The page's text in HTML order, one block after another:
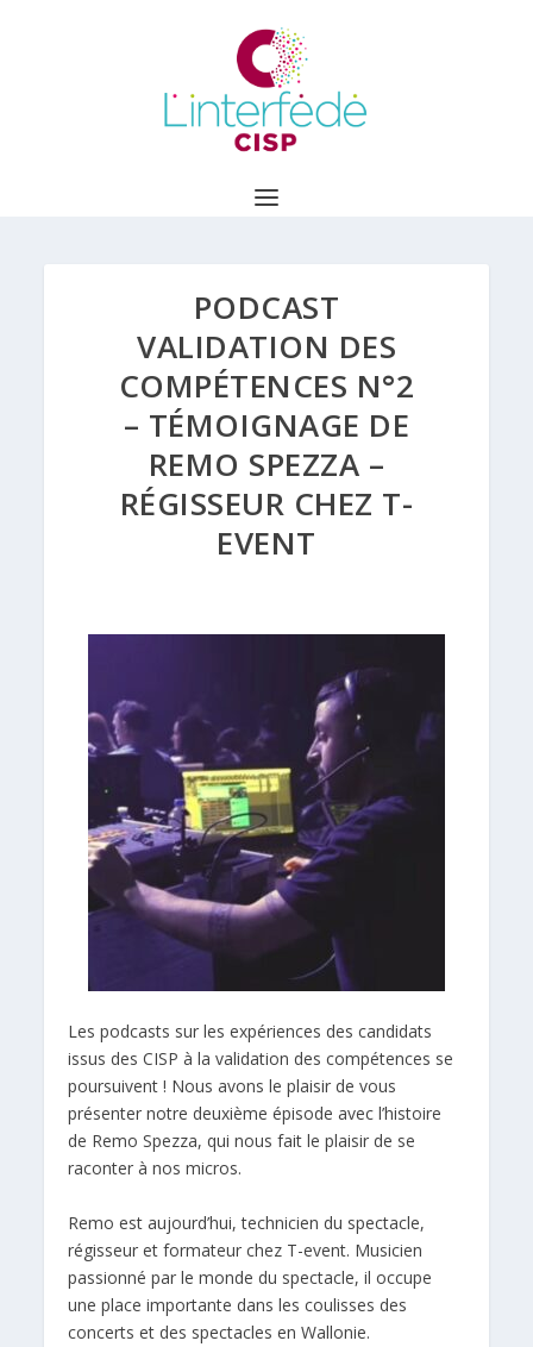
PODCAST
VALIDATION DES
COMPÉTENCES N°2
– TÉMOIGNAGE DE
REMO SPEZZA –
RÉGISSEUR CHEZ T-
EVENT
Les podcasts sur les expériences des candidats
issus des CISP à la validation des compétences se
poursuivent ! Nous avons le plaisir de vous
présenter notre deuxième épisode avec l’histoire
de Remo Spezza, qui nous fait le plaisir de se
raconter à nos micros.
Remo est aujourd’hui, technicien du spectacle,
régisseur et formateur chez T-event. Musicien
passionné par le monde du spectacle, il occupe
une place importante dans les coulisses des
concerts et des spectacles en Wallonie.